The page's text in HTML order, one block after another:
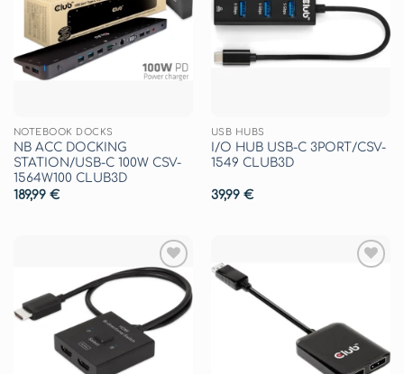
dei
desideri
NOTEBOOK DOCKS
NB ACC DOCKING
STATION/USB-C 100W CSV-
1564W100 CLUB3D
189,99 €
dei
desideri
USB HUBS
I/O HUB USB-C 3PORT/CSV-
1549 CLUB3D
39,99 €
Aggiungi
alla lista
desideri